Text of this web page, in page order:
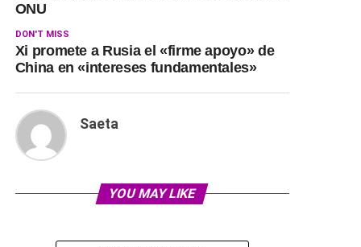
ONU
DON'T MISS
Xi promete a Rusia el «firme apoyo» de
China en «intereses fundamentales»
Saeta
YOU MAY LIKE